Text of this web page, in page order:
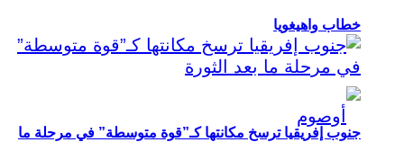
خطاب واهيغويا
جنوب إفريقيا ترسخ مكانتها كـ”قوة متوسطة” في مرحلة ما